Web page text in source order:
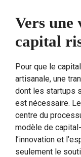
Vers une
capital
Pour que le
artisanale, une
dont les startups
est nécessaire.
centre du
modèle de
l’innovation et
seulement le